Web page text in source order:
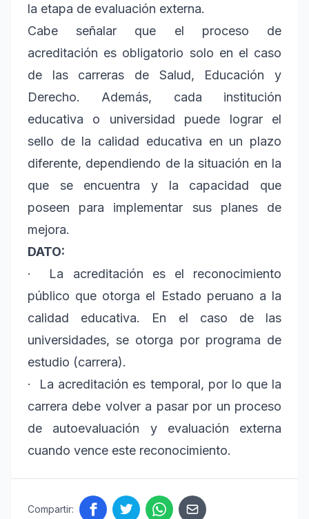
la etapa de evaluación externa.
Cabe señalar que el proceso de
acreditación es obligatorio solo en el caso
de las carreras de Salud, Educación y
Derecho. Además, cada institución
educativa o universidad puede lograr el
sello de la calidad educativa en un plazo
diferente, dependiendo de la situación en la
que se encuentra y la capacidad que
poseen para implementar sus planes de
mejora.
DATO:
· La acreditación es el reconocimiento
público que otorga el Estado peruano a la
calidad educativa. En el caso de las
universidades, se otorga por programa de
estudio (carrera).
· La acreditación es temporal, por lo que la
carrera debe volver a pasar por un proceso
de autoevaluación y evaluación externa
cuando vence este reconocimiento.
Compartir: